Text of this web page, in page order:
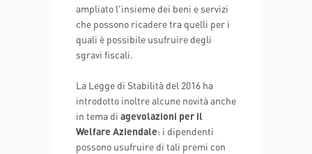
ampliato l'insieme dei beni e servizi
che possono ricadere tra quelli per i
quali è possibile usufruire degli
sgravi fiscali.
La Legge di Stabilità del 2016 ha
introdotto inoltre alcune novità anche
in tema di agevolazioni per il
Welfare Aziendale: i dipendenti
possono usufruire di tali premi con